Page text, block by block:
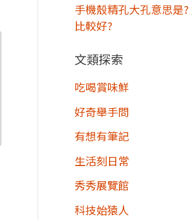
手機殼精孔大孔意思是
比較好?
文類探索
吃喝賞味鮮
好奇舉手問
有想有筆記
生活刻日常
秀秀展覽館
科技始猿人